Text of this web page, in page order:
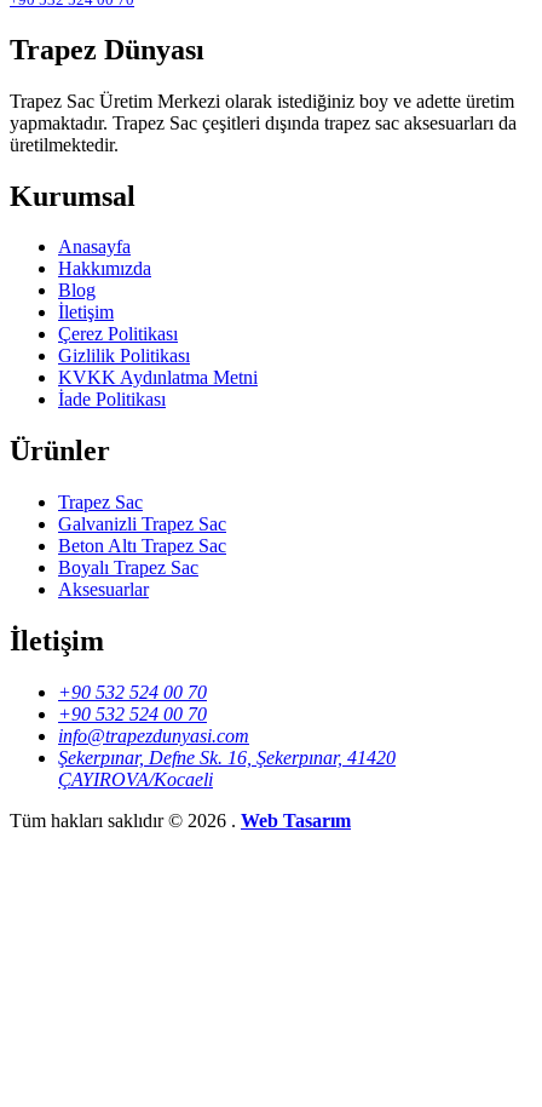
Trapez Dünyası
Trapez Sac Üretim Merkezi olarak istediğiniz boy ve adette üretim
yapmaktadır. Trapez Sac çeşitleri dışında trapez sac aksesuarları da
üretilmektedir.
Kurumsal
Anasayfa
Hakkımızda
Blog
İletişim
Çerez Politikası
Gizlilik Politikası
KVKK Aydınlatma Metni
İade Politikası
Ürünler
Trapez Sac
Galvanizli Trapez Sac
Beton Altı Trapez Sac
Boyalı Trapez Sac
Aksesuarlar
İletişim
+90 532 524 00 70
+90 532 524 00 70
info@trapezdunyasi.com
Şekerpınar, Defne Sk. 16, Şekerpınar, 41420
ÇAYIROVA/Kocaeli
Tüm hakları saklıdır © 2026 . Web Tasarım